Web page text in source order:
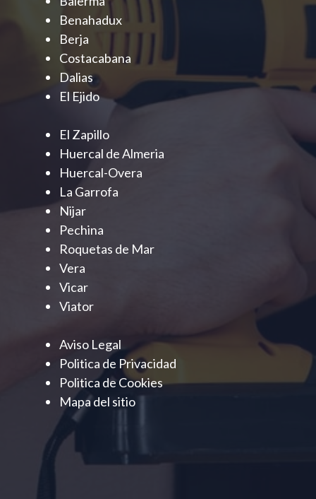
Benahadux
Berja
Costacabana
Dalias
El Ejido
El Zapillo
Huercal de Almeria
Huercal-Overa
La Garrofa
Nijar
Pechina
Roquetas de Mar
Vera
Vicar
Viator
Aviso Legal
Politica de Privacidad
Politica de Cookies
Mapa del sitio